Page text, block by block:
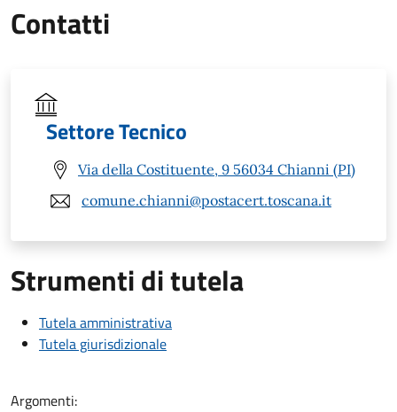
Contatti
Settore Tecnico
Via della Costituente, 9 56034 Chianni (PI)
comune.chianni@postacert.toscana.it
Strumenti di tutela
Tutela amministrativa
Tutela giurisdizionale
Argomenti: